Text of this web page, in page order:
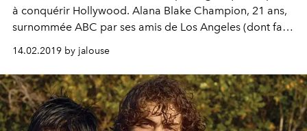
à conquérir Hollywood. Alana Blake Champion, 21 ans,
surnommée ABC par ses amis de Los Angeles (dont fait
partie Lily-Rose Depp) et son boyfriend, Eliel Ford, 26
ans, petit-fils de l’acteur Harrison Ford et assistant
réalisateur, commencent tout juste leur carrière, et
pourtant. Eliel Ford s’apprête à travailler pour Wes
Anderson sur son dernier projet de film en France, “The
French Dispatch”, et elle a déjà défilé pour Gucci et
14.02.2019 by jalouse